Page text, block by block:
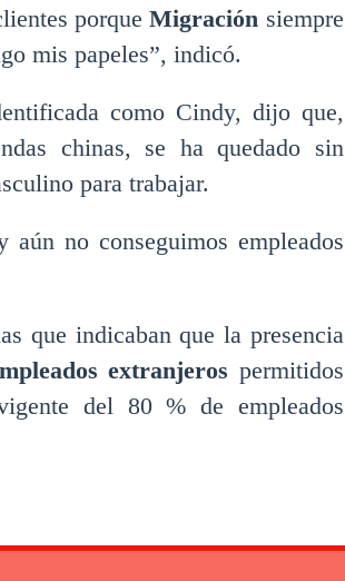
porqueMigración siempre
mis papeles”, indicó.
como Cindy, dijo que,
chinas, se ha quedado sin
para trabajar.
no conseguimos empleados
que indicaban que la presencia
extranjeros permitidos
del 80 % de empleados